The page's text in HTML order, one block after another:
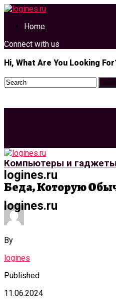
Home
Connect with us
Hi, What Are You Looking
logines.ru
logines.ru
Компьютеры и гаджеты
Беда, Которую
By
logines
Published
11.06.2024